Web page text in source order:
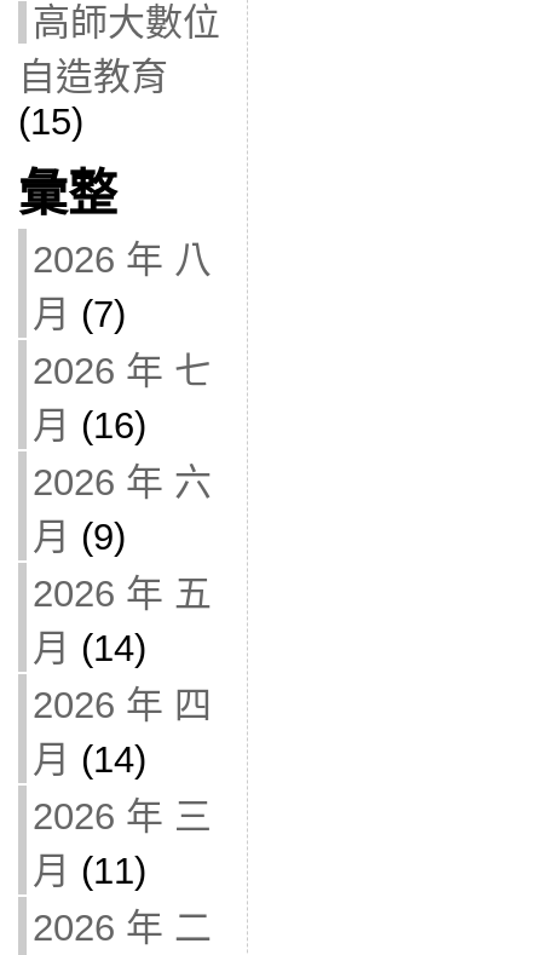
高師大數位
自造教育
(15)
彙整
2026 年 八
月 (7)
2026 年 七
月 (16)
2026 年 六
月 (9)
2026 年 五
月 (14)
2026 年 四
月 (14)
2026 年 三
月 (11)
2026 年 二